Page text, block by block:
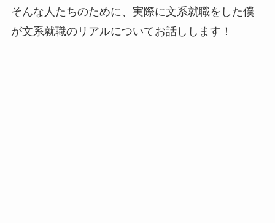
そんな人たちのために、実際に文系就職をした僕
が文系就職のリアルについてお話しします！